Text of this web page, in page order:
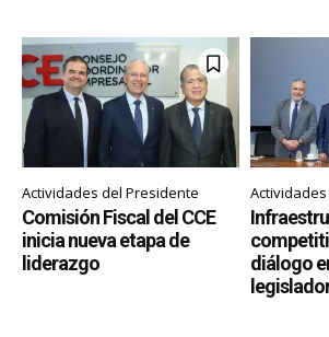
Actividades del Presidente
Comisión Fiscal del CCE
inicia nueva etapa de
liderazgo
diálogo